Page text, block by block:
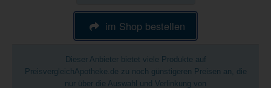
im Shop bestellen
Dieser Anbieter bietet viele Produkte auf
PreisvergleichApotheke.de zu noch günstigeren Preisen an, die
nur über die Auswahl und Verlinkung von